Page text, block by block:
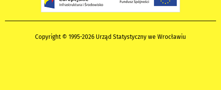
Copyright © 1995-2026 Urząd Statystyczny we Wrocławiu